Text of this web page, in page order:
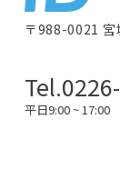
〒988-0021 宮
平日9:00 ~ 17:00